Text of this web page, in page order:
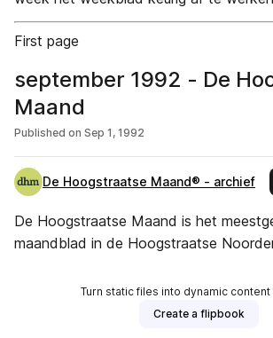
First page
september 1992 - De
Maand
Published on Sep 1, 1992
De Hoogstraatse Maand® - archief
De Hoogstraatse Maand is het
maandblad in de Hoogstraatse
Turn static files into dynamic
Create a flipbook